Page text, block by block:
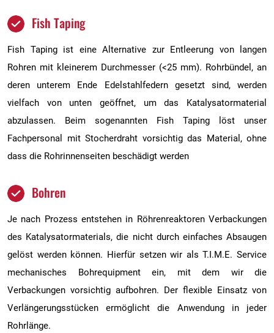
Fish Taping
Fish Taping ist eine Alternative zur Entleerung von langen
Rohren mit kleinerem Durchmesser (<25 mm). Rohrbündel, an
deren unterem Ende Edelstahlfedern gesetzt sind, werden
vielfach von unten geöffnet, um das Katalysatormaterial
abzulassen. Beim sogenannten Fish Taping löst unser
Fachpersonal mit Stocherdraht vorsichtig das Material, ohne
dass die Rohrinnenseiten beschädigt werden
Bohren
Je nach Prozess entstehen in Röhrenreaktoren Verbackungen
des Katalysatormaterials, die nicht durch einfaches Absaugen
gelöst werden können. Hierfür setzen wir als T.I.M.E. Service
mechanisches Bohrequipment ein, mit dem wir die
Verbackungen vorsichtig aufbohren. Der flexible Einsatz von
Verlängerungsstücken ermöglicht die Anwendung in jeder
Rohrlänge.